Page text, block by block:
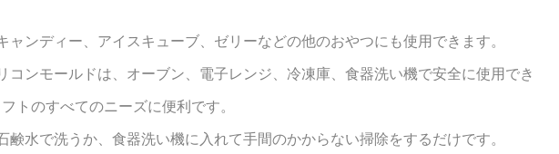
ャンディー、アイスキューブ、ゼリーなどの他のおやつにも使用できます。
コンモールドは、オーブン、電子レンジ、冷凍庫、食器洗い機で安全に使用でき
トのすべてのニーズに便利です。
鹸水で洗うか、食器洗い機に入れて手間のかからない掃除をするだけです。